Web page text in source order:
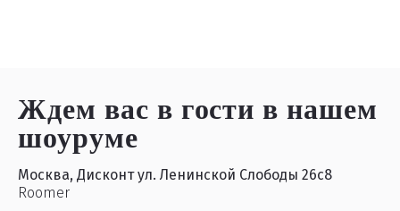
Ждем вас в гостив нашем
шоуруме
Москва, Дисконт ул. Ленинской Слободы 26с8
Roomer